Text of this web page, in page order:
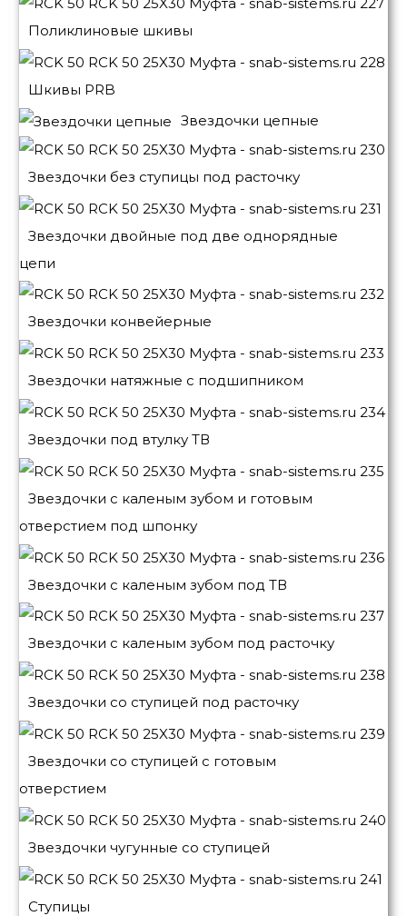
Поликлиновые шкивы
Шкивы PRB
Звездочки цепные
Звездочки без ступицы под расточку
Звездочки двойные под две однорядные
цепи
Звездочки конвейерные
Звездочки натяжные с подшипником
Звездочки под втулку ТВ
Звездочки с каленым зубом и готовым
отверстием под шпонку
Звездочки с каленым зубом под ТВ
Звездочки с каленым зубом под расточку
Звездочки со ступицей под расточку
Звездочки со ступицей с готовым
отверстием
Звездочки чугунные со ступицей
Ступицы